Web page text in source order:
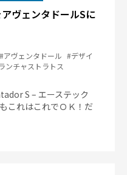
ヴェンタドールSに
#アヴェンタドール #デザイ
ンチャストラトス
S – エーステック
これはこれでＯＫ！だ